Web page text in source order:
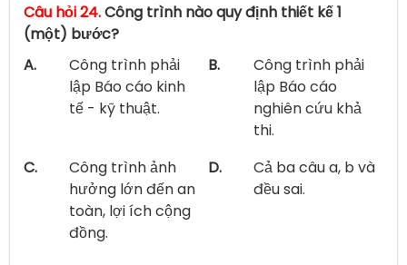
Câu hỏi 24.Công trình nào quy định thiết kế 1
(một) bước?
A.
Công trình phải
lập Báo cáo kinh
tế - kỹ thuật.
B.
Công trình phải
lập Báo cáo
nghiên cứu khả
thi.
C.
Công trình ảnh
hưởng lớn đến an
toàn, lợi ích cộng
đồng.
D.
Cả ba câu a, b và
đều sai.